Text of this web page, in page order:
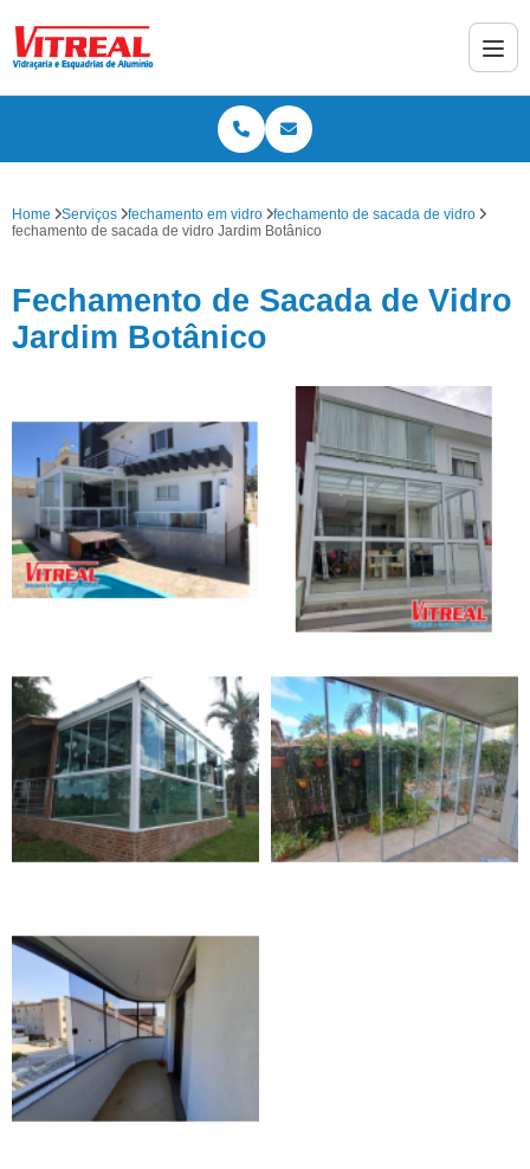
Home Serviços fechamento em vidro
fechamento de sacada de vidro
fechamento de sacada de vidro Jardim Botânico
Fechamento de Sacada de Vidro
Jardim Botânico